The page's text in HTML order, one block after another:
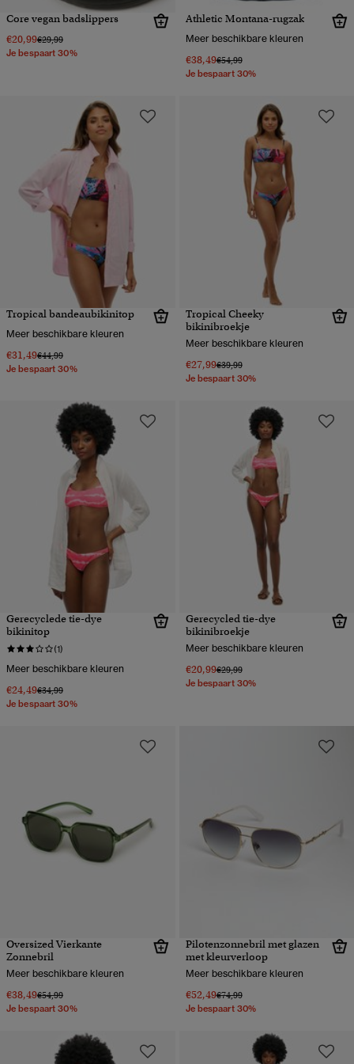
Core vegan badslippers
€20,99Prijs verlaagd van
€29,99naar
Je bespaart 30%
Athletic Montana-rugzak
Meer beschikbare kleuren
€38,49Prijs verlaagd van
€54,99naar
Je bespaart 30%
Tropical bandeaubikinitop
Meer beschikbare kleuren
€31,49Prijs verlaagd van
€44,99naar
Je bespaart 30%
Tropical Cheeky
bikinibroekje
Meer beschikbare kleuren
€27,99Prijs verlaagd van
€39,99naar
Je bespaart 30%
Gerecyclede tie-dye
bikinitop
(1)
Meer beschikbare kleuren
€24,49Prijs verlaagd van
€34,99naar
Je bespaart 30%
Gerecycled tie-dye
bikinibroekje
Meer beschikbare kleuren
€20,99Prijs verlaagd van
€29,99naar
Je bespaart 30%
Oversized Vierkante
Zonnebril
Meer beschikbare kleuren
€38,49Prijs verlaagd van
€54,99naar
Je bespaart 30%
Pilotenzonnebril met glazen
met kleurverloop
Meer beschikbare kleuren
€52,49Prijs verlaagd van
€74,99naar
Je bespaart 30%